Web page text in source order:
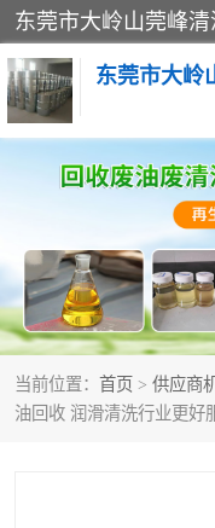
东莞市大岭
当前位置： 首页 > 供应商
油回收 润滑清洗行业更好
废溶剂油回收
废碳氢回收
碳氢二氯回收